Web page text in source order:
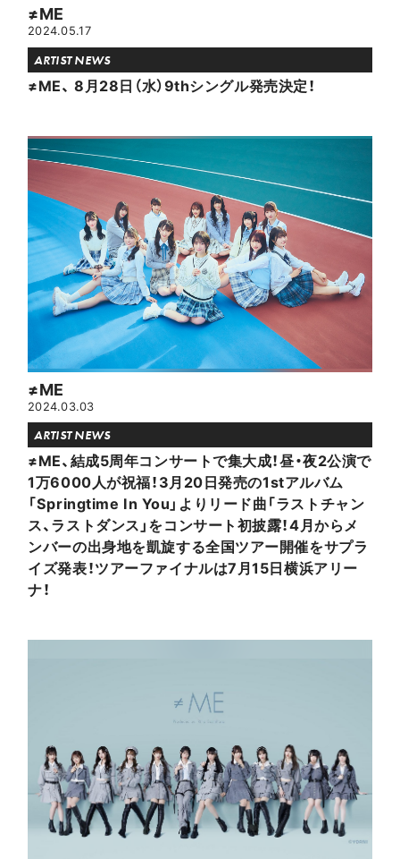
≠ME
2024.05.17
ARTIST NEWS
≠ME、 8月28日（水）9thシングル発売決定！
≠ME
2024.03.03
ARTIST NEWS
≠ME、結成5周年コンサートで集大成！昼・夜2公演で
1万6000人が祝福！3月20日発売の1stアルバム
「Springtime In You」よりリード曲「ラストチャン
ス、ラストダンス」をコンサート初披露！4月からメ
ンバーの出身地を凱旋する全国ツアー開催をサプラ
イズ発表！ツアーファイナルは7月15日横浜アリー
ナ！